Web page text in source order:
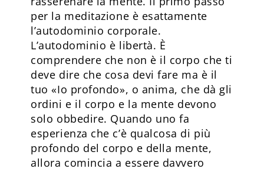
per la meditazione è esattamente
l’autodominio corporale.
L’autodominio è libertà. È
comprendere che non è il corpo che ti
deve dire che cosa devi fare ma è il
tuo «Io profondo», o anima, che dà gli
ordini e il corpo e la mente devono
solo obbedire. Quando uno fa
esperienza che c’è qualcosa di più
profondo del corpo e della mente,
allora comincia a essere davvero